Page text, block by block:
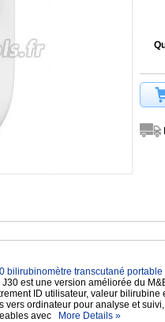
bilirubinomètre transcutané
J30 est une version améliorée du
ID utilisateur, valeur bilirubine
vers ordinateur pour analyse et
avec
More Details »